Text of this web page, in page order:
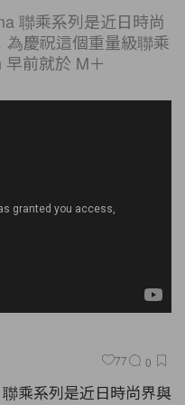
聯乘系列是近日時尚
慶祝這個重量級聯乘
前就於 M＋
77 0
乘系列是近日時尚界與